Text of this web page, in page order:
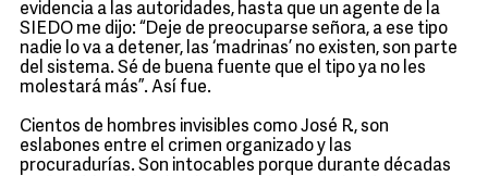
evidencia a las autoridades, hasta que un agente de la
SIEDO me dijo: “Deje de preocuparse señora, a ese tipo
nadie lo va a detener, las ‘madrinas’ no existen, son parte
del sistema. Sé de buena fuente que el tipo ya no les
molestará más”. Así fue.
Cientos de hombres invisibles como José R., son
eslabones entre el crimen organizado y las
procuradurías. Son intocables porque durante décadas